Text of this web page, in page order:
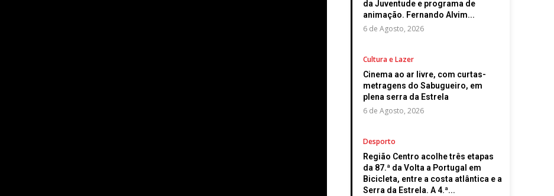
da Juventude e programa de
animação. Fernando Alvim...
6 de Agosto, 2026
Cultura e Lazer
Cinema ao ar livre, com curtas-
metragens do Sabugueiro, em
plena serra da Estrela
6 de Agosto, 2026
Desporto
Região Centro acolhe três etapas
da 87.ª da Volta a Portugal em
Bicicleta, entre a costa atlântica e a
Serra da Estrela. A 4.ª...